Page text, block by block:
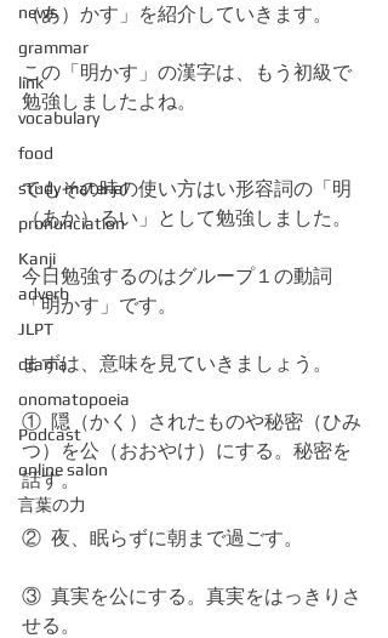
news
grammar
link
vocabulary
food
study material
pronunciation
Kanji
adverb
JLPT
drama
onomatopoeia
Podcast
online salon
言葉の力
（あ）かす」を紹介していきます。
この「明かす」の漢字は、もう初級で
勉強しましたよね。
でもその時の使い方はい形容詞の「明
（あか）るい」として勉強しました。
今日勉強するのはグループ１の動詞
「明かす」です。
まずは、意味を見ていきましょう。
①  隠（かく）されたものや秘密（ひみ
つ）を公（おおやけ）にする。秘密を
話す。
②  夜、眠らずに朝まで過ごす。
③  真実を公にする。真実をはっきりさ
せる。